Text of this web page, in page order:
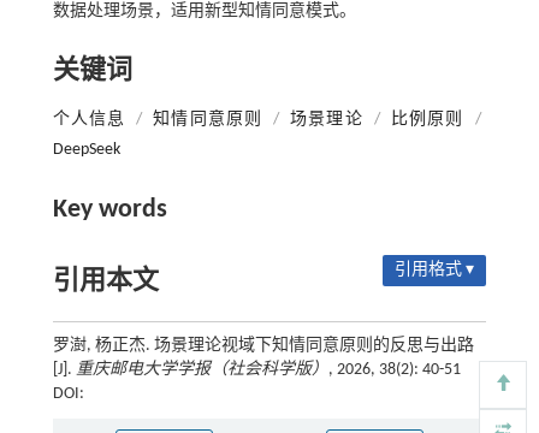
数据处理场景，适用新型知情同意模式。
关键词
个人信息 / 知情同意原则 / 场景理论 / 比例原则
/
DeepSeek
Key words
引用本文 引用格式 ▾
罗澍, 杨正杰. 场景理论视域下知情同意原则的反思与出路
[J]. 重庆邮电大学学报（社会科学版） , 2026, 38(2): 40-51
DOI: